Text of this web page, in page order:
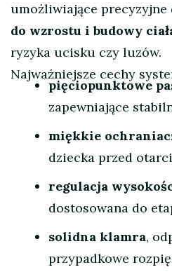
umożliwiające precyzyjne
do wzrostu i budowy
ryzyka ucisku czy luzów.
Najważniejsze cechy
pięciopunktowe
zapewniające
miękkie
dziecka przed
regulacja
dostosowana do
solidna klamra,
przypadkowe